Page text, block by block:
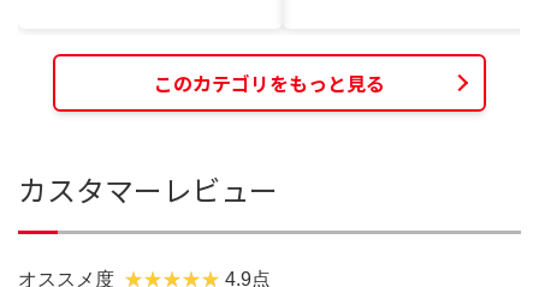
このカテゴリをもっと見る
カスタマーレビュー
オススメ度 4.9点